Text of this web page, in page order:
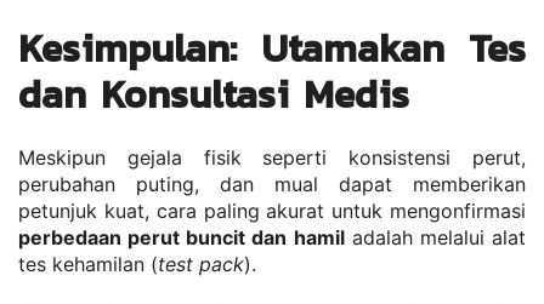
Kesimpulan: Utamakan Tes
dan Konsultasi Medis
Meskipun gejala fisik seperti konsistensi perut,
perubahan puting, dan mual dapat memberikan
perbedaan perut buncit dan hamil adalah melalui alat
tes kehamilan (test pack).